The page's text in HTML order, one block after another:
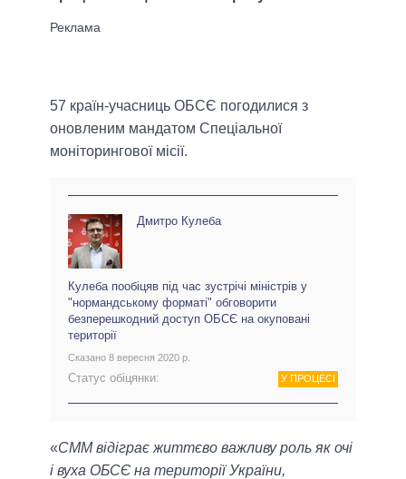
57 країн-учасниць ОБСЄ погодилися з
оновленим мандатом Спеціальної
моніторингової місії.
Дмитро Кулеба
Кулеба пообіцяв під час зустрічі міністрів у
"нормандському форматі" обговорити
безперешкодний доступ ОБСЄ на окуповані
території
Сказано 8 вересня 2020 р.
Статус обіцянки: У ПРОЦЕСІ
«СММ відіграє життєво важливу роль як очі
і вуха ОБСЄ на території України,